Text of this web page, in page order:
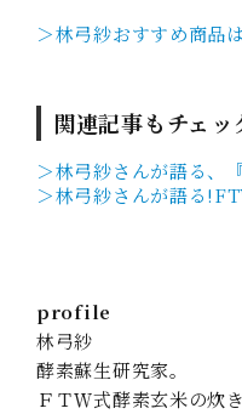
＞林弓紗おすすめ商品
関連記事もチェッ
＞林弓紗さんが語る、
＞林弓紗さんが語る
profile
林弓紗
酵素蘇生研究家。
ＦＴＷ式酵素玄米の炊